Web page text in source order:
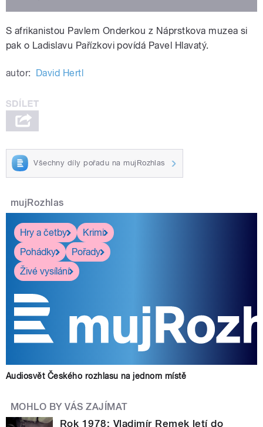
S afrikanistou Pavlem Onderkou z Náprstkova muzea si
pak o Ladislavu Pařízkovi povídá Pavel Hlavatý.
autor: David Hertl
Všechny díly pořadu na mujRozhlas
mujRozhlas
Hry a četby
Krimi
Pohádky
Pořady
Živé vysílání
Audiosvět Českého rozhlasu na jednom místě
MOHLO BY VÁS ZAJÍMAT
Rok 1978: Vladimír Remek letí do